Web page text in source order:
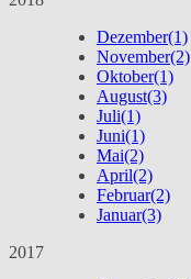
Dezember(1)
November(2)
Oktober(1)
August(3)
Juli(1)
Juni(1)
Mai(2)
April(2)
Februar(2)
Januar(3)
2017